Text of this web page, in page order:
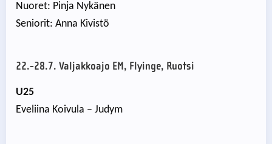
Nuoret: Pinja Nykänen
Seniorit: Anna Kivistö
22.-28.7. Valjakkoajo EM, Flyinge, Ruotsi
U25
Eveliina Koivula – Judym